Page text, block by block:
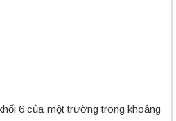
6 của một trường trong khoảng